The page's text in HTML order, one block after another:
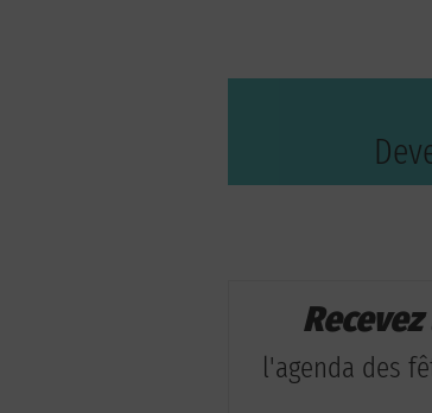
l'agenda des